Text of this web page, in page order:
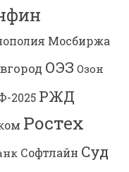
Мосбиржа
ОЭЗ Озон
2025 РЖД
Ростех
Софтлайн Суд